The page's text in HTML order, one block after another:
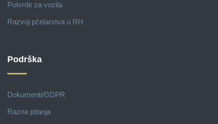
Potvrde za vozila
Razvoj pčelarstva u RH
Podrška
Dokumenti/GDPR
Razna pitanja